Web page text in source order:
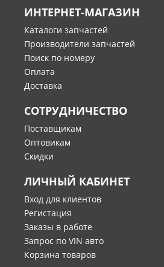
ИНТЕРНЕТ-МАГАЗИН
Каталоги запчастей
Производители запчастей
Поиск по номеру
Оплата
Доставка
СОТРУДНИЧЕСТВО
Поставщикам
Оптовикам
Скидки
ЛИЧНЫЙ КАБИНЕТ
Вход для клиентов
Регистация
Заказы в работе
Запрос по VIN авто
Корзина товаров